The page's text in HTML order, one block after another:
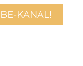
KANAL!